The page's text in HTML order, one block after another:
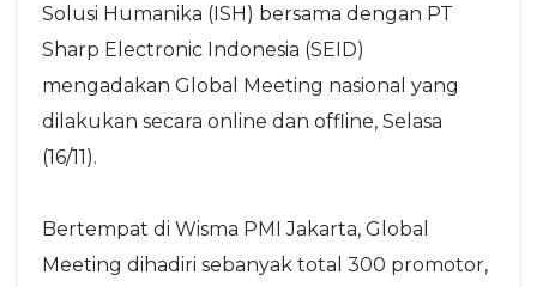
Solusi Humanika (ISH) bersama dengan PT
Sharp Electronic Indonesia (SEID)
mengadakan Global Meeting nasional yang
dilakukan secara online dan offline, Selasa
(16/11).
Bertempat di Wisma PMI Jakarta, Global
Meeting dihadiri sebanyak total 300 promotor,